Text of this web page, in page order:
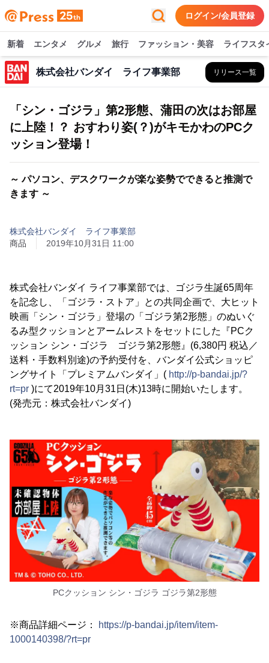
ログイン/会員登録
新着 エンタメ グルメ 旅行 ファッション・美容 ライフスタ
株式会社バンダイ ライフ事業部 リリース一覧
「シン・ゴジラ」第2形態、蒲田の次はお部屋
に上陸！？ おすわり姿(？)がキモかわのPCク
ッション登場！
～ パソコン、デスクワークが楽な姿勢でできると推測で
きます ～
株式会社バンダイ ライフ事業部
商品
2019年10月31日 11:00
株式会社バンダイ ライフ事業部では、ゴジラ生誕65周年
を記念し、「ゴジラ・ストア」との共同企画で、大ヒット
映画「シン・ゴジラ」登場の「ゴジラ第2形態」のぬいぐ
るみ型クッションとアームレストをセットにした『PCク
ッション シン・ゴジラ ゴジラ第2形態』(6,380円 税込／
送料・手数料別途)の予約受付を、バンダイ公式ショッピ
ングサイト「プレミアムバンダイ」( http://p-bandai.jp/?
rt=pr )にて2019年10月31日(木)13時に開始いたします。
(発売元：株式会社バンダイ)
PCクッション シン・ゴジラ ゴジラ第2形態
※商品詳細ページ：
https://p-bandai.jp/item/item-
1000140398/?rt=pr